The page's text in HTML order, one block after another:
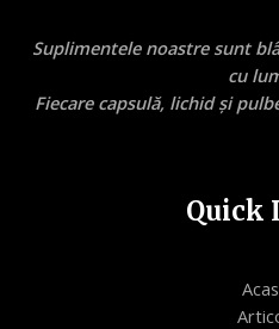
Suplimentele noastre sunt
cu
Fiecare capsulă, lichid și
Quick